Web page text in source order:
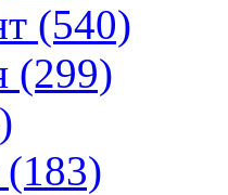
(540)
(299)
(183)